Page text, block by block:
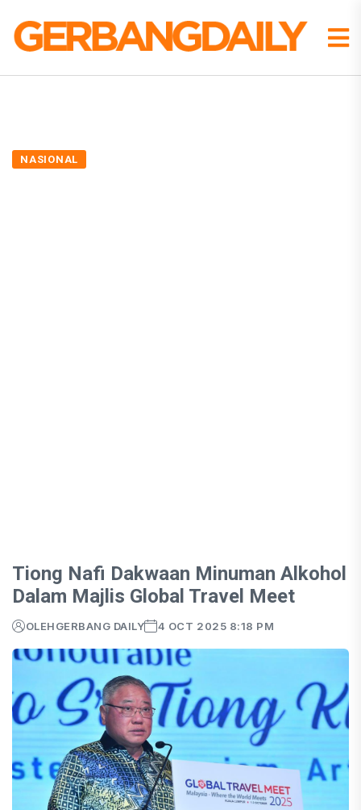
NASIONAL
Tiong Nafi Dakwaan Minuman Alkohol
Dalam Majlis Global Travel Meet
OLEHGERBANG DAILY 4 OCT 2025 8:18 PM